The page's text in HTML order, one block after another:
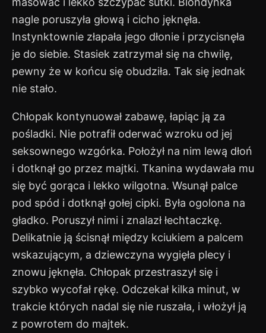
nagle poruszyła głową i cicho jęknęła.
Instynktownie złapała jego dłonie i przycisnęła
je do siebie. Stasiek zatrzymał się na chwilę,
pewny że w końcu się obudziła. Tak się jednak
nie stało.
Chłopak kontynuował zabawę, łapiąc ją za
pośladki. Nie potrafił oderwać wzroku od jej
seksownego wzgórka. Położył na nim lewą dłoń
i dotknął go przez majtki. Tkanina wydawała mu
się być gorąca i lekko wilgotna. Wsunął palce
pod spód i dotknął gołej cipki. Była ogolona na
gładko. Poruszył nimi i znalazł łechtaczkę.
Delikatnie ją ścisnął między kciukiem a palcem
wskazującym, a dziewczyna wygięła plecy i
znowu jęknęła. Chłopak przestraszył się i
szybko wycofał rękę. Odczekał kilka minut, w
trakcie których nadal się nie ruszała, i włożył ją
z powrotem do majtek.